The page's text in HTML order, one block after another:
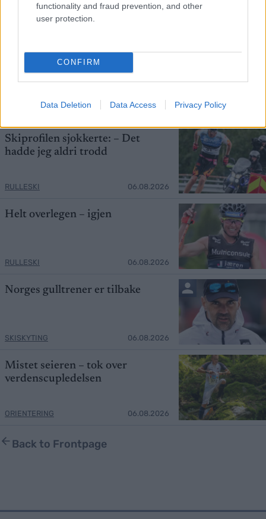
functionality and fraud prevention, and other
user protection.
CONFIRM
Data Deletion Data Access Privacy Policy
Startlister og starttider fredag
07.08.2026
Skiprofilen sjokkerte: – Det
hadde jeg aldri trodd
RULLESKI 06.08.2026
Helt overlegen – igjen
RULLESKI 06.08.2026
Norges gulltrener er tilbake
SKISKYTING 06.08.2026
Mistet seieren – tok over
verdenscupledelsen
ORIENTERING 06.08.2026
Back to Frontpage